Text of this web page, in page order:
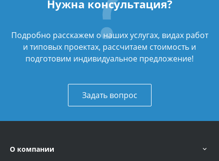
Нужна консультация?
Подробно расскажем о наших услугах, видах работ
и типовых проектах, рассчитаем стоимость и
подготовим индивидуальное предложение!
Задать вопрос
О компании